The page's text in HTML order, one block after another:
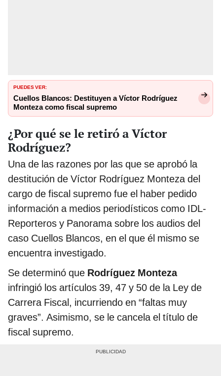
PUEDES VER:
Cuellos Blancos: Destituyen a Víctor Rodríguez
Monteza como fiscal supremo
¿Por qué se le retiró a Víctor
Rodríguez?
Una de las razones por las que se aprobó la
destitución de Víctor Rodríguez Monteza del
cargo de fiscal supremo fue el haber pedido
información a medios periodísticos como IDL-
Reporteros y Panorama sobre los audios del
caso Cuellos Blancos, en el que él mismo se
encuentra investigado.
Se determinó que Rodríguez Monteza
infringió los artículos 39, 47 y 50 de la Ley de
Carrera Fiscal, incurriendo en “faltas muy
graves”. Asimismo, se le cancela el título de
fiscal supremo.